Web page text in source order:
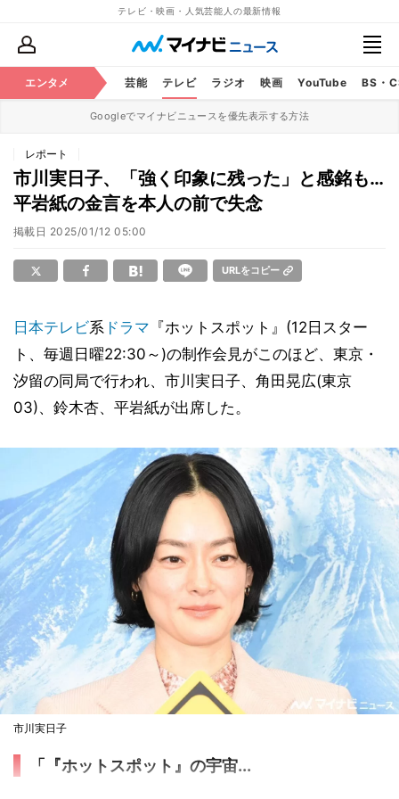
テレビ・映画・人気芸能人の最新情報
エンタメ 芸能 テレビ ラジオ 映画 YouTube BS・
Googleでマイナビニュースを優先表示する方法
レポート
市川実日子、「強く印象に残った」と感銘も…
平岩紙の金言を本人の前で失念
掲載日 2025/01/12 05:00
URLをコピー
日本テレビ系 ドラマ 『ホットスポット』(12日スター
ト、毎週日曜22:30～)の制作会見がこのほど、東京・
汐留の同局で行われ、市川実日子、角田晃広(東京
03)、鈴木杏、平岩紙が出席した。
市川実日子
「『ホットスポット』の宇宙...